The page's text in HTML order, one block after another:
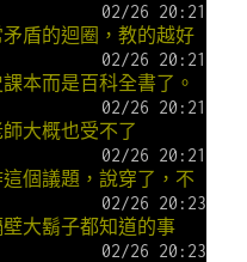
02/26 20:21
盾的迴圈，教的越好
02/26 20:21
本而是百科全書了。
02/26 20:21
大概也受不了
02/26 20:21
個議題，說穿了，不
02/26 20:23
大鬍子都知道的事
02/26 20:23